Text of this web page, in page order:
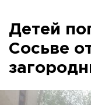
Детей
Сосьве